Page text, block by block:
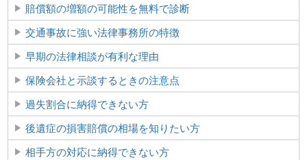
賠償額の増額の可能性を無料で診断
交通事故に強い法律事務所の特徴
早期の法律相談が有利な理由
保険会社と示談するときの注意点
過失割合に納得できない方
後遺症の損害賠償の相場を知りたい方
相手方の対応に納得できない方